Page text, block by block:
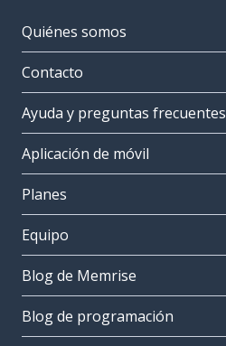
Quiénes somos
Contacto
Ayuda y preguntas frecuentes
Aplicación de móvil
Planes
Equipo
Blog de Memrise
Blog de programación